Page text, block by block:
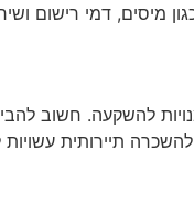
מיסים, דמי רישום
להשקעה. חשוב
תיירותית